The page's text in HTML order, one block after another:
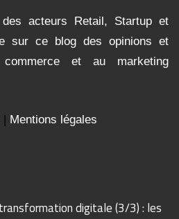
acteurs Retail, Startup et
sur ce blog des opinions et
et au marketing
| Mentions légales
digitale (3/3) : les